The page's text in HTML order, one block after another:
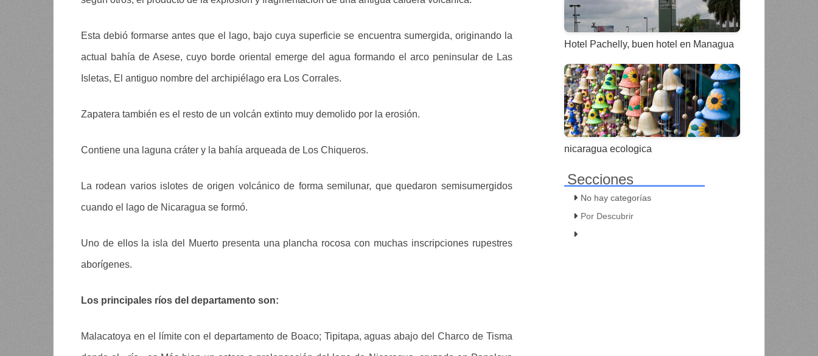
Esta debió formarse antes que el lago, bajo cuya superficie se encuentra sumergida, originando la
actual bahía de Asese, cuyo borde oriental emerge del agua formando el arco peninsular de Las
Isletas, El antiguo nombre del archipiélago era Los Corrales.
Zapatera también es el resto de un volcán extinto muy demolido por la erosión.
Contiene una laguna cráter y la bahía arqueada de Los Chiqueros.
La rodean varios islotes de origen volcánico de forma semilunar, que quedaron semisumergidos
cuando el lago de Nicaragua se formó.
Uno de ellos la isla del Muerto presenta una plancha rocosa con muchas inscripciones rupestres
aborígenes.
Los principales ríos del departamento son:
Malacatoya en el límite con el departamento de Boaco; Tipitapa, aguas abajo del Charco de Tisma
Hotel Pachelly, buen hotel en Managua
nicaragua ecologica
Secciones
No hay categorías
Por Descubrir